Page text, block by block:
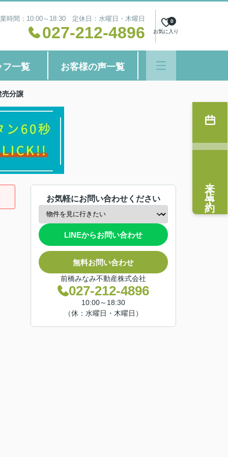
時間：10:00～18:30 定休日：水曜日・木曜日
027-212-4896 お気に入り
0
フ一覧 お客様の声一覧
分譲
お気軽にお問い合わせください
LINEからお問い合わせ
無料お問い合わせ
前橋みなみ不動産株式会社
027-212-4896
10:00～18:30
（休：水曜日・木曜日）
来店予約